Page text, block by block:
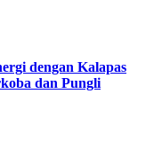
dengan Kalapas
dan Pungli